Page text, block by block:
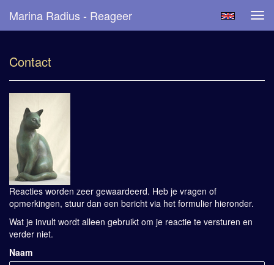
Marina Radius - Reageer
Contact
Reacties worden zeer gewaardeerd. Heb je vragen of
opmerkingen, stuur dan een bericht via het formulier hieronder.
Wat je invult wordt alleen gebruikt om je reactie te versturen en
verder niet.
Naam